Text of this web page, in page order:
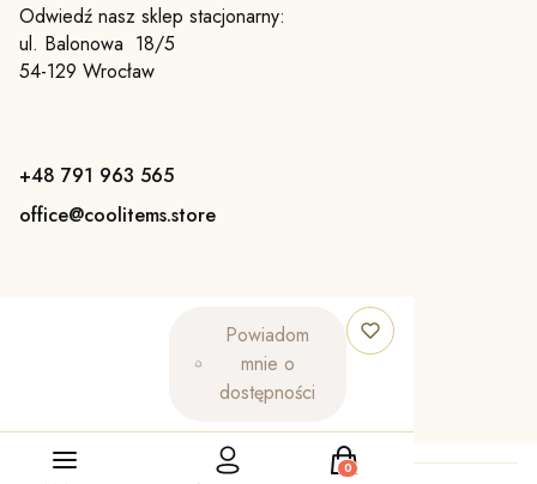
Odwiedź nasz sklep stacjonarny:
ul. Balonowa 18/5
54-129 Wrocław
+48 791 963 565
office@coolitems.store
Powiadom
mnie o
dostępności
Produkty w koszyku: 0.